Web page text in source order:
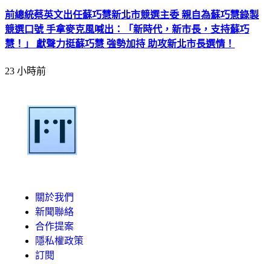
前總統蔡英文出任蘇巧慧新北市競選主委 親自為蘇巧慧錄製
競選口號 手拿麥克風喊出：「新時代，新市長，支持蘇巧
慧！」 獻聲力挺蘇巧慧 強勢加持 助攻新北市長選情！
23 小時前
關於我們
新聞聯絡
合作提案
隱私權政策
訂閱